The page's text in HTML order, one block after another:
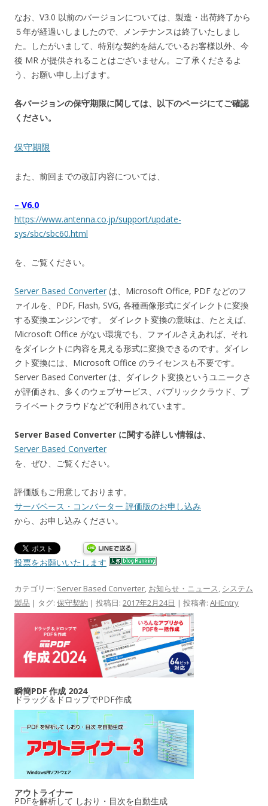
なお、V3.0 以前のバージョンについては、製造・出荷終了から
５年が経過いしましたので、メンテナンスは終了いたしまし
た。したがいまして、特別な契約を結んでいるお客様以外、今
後 MR が提供されることはございません。ご了承くださるよ
う、お願い申し上げます。
各バージョンの保守期限に関しては、以下のページにてご確認
ください。
保守期限
また、前回までの改訂内容については、
– V6.0
https://www.antenna.co.jp/support/update-
sys/sbc/sbc60.html
を、ご覧ください。
Server Based Converter は、Microsoft Office, PDF などのフ
ァイルを、PDF, Flash, SVG, 各種画像形式にダイレクトに変換
する変換エンジンです。 ダイレクト変換の意味は、たとえば、
Microsoft Office がない環境でも、ファイルさえあれば、それ
をダイレクトに内容を見える形式に変換できるのです。ダイレ
クト変換には、Microsoft Office のライセンスも不要です。
Server Based Converter は、ダイレクト変換というユニークさ
が評価され、多くのウェブサービス、パブリッククラウド、プ
ライベートクラウドなどで利用されています。
Server Based Converter に関する詳しい情報は、
Server Based Converter
を、ぜひ、ご覧ください。
評価版もご用意しております。
サーバベース・コンバーター 評価版のお申し込み
から、お申し込みください。
投票をお願いいたします
カテゴリー: Server Based Converter, お知らせ・ニュース, システム
製品 | タグ: 保守契約 | 投稿日: 2017年2月24日 | 投稿者: AHEntry
瞬簡PDF 作成 2024
ドラッグ＆ドロップでPDF作成
アウトライナー
PDFを解析して しおり・目次を自動生成